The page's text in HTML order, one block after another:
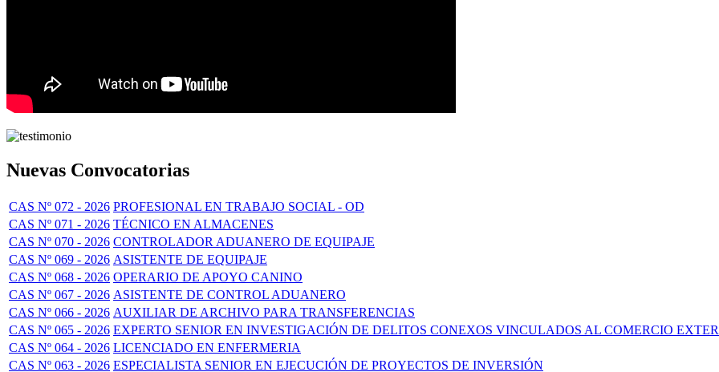
Nuevas Convocatorias
CAS Nº 072 - 2026 PROFESIONAL EN TRABAJO SOCIAL - OD
CAS Nº 071 - 2026 TÉCNICO EN ALMACENES
CAS Nº 070 - 2026 CONTROLADOR ADUANERO DE EQUIPAJE
CAS Nº 069 - 2026 ASISTENTE DE EQUIPAJE
CAS Nº 068 - 2026 OPERARIO DE APOYO CANINO
CAS Nº 067 - 2026 ASISTENTE DE CONTROL ADUANERO
CAS Nº 066 - 2026 AUXILIAR DE ARCHIVO PARA TRANSFERENCIAS
CAS Nº 065 - 2026 EXPERTO SENIOR EN INVESTIGACIÓN DE DELITOS CONEXOS VINCULADOS AL COMERCIO
CAS Nº 064 - 2026 LICENCIADO EN ENFERMERIA
CAS Nº 063 - 2026 ESPECIALISTA SENIOR EN EJECUCIÓN DE PROYECTOS DE INVERSIÓN